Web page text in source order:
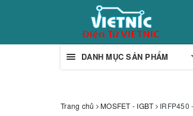
DANH MỤC SẢN PHẨM
Trang chủ MOSFET - IGBT IRFP450